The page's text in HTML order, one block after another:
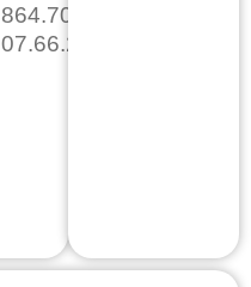
864.701.66.97
07.66.24.34.84